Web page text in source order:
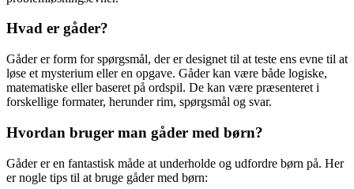
Hvad er gåder?
Gåder er form for spørgsmål, der er designet til at teste ens evne til at
løse et mysterium eller en opgave. Gåder kan være både logiske,
matematiske eller baseret på ordspil. De kan være præsenteret i
forskellige formater, herunder rim, spørgsmål og svar.
Hvordan bruger man gåder med børn?
Gåder er en fantastisk måde at underholde og udfordre børn på. Her
er nogle tips til at bruge gåder med børn: